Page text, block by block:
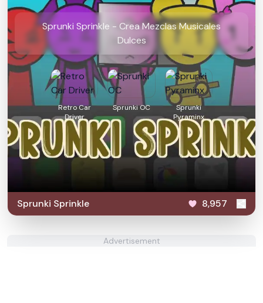
Sprunki Sprinkle - Crea Mezclas Musicales
Dulces
Retro Car
Driver
Sprunki OC
Sprunki
Pyraminx
Sprunki Sprinkle 8,957
Advertisement